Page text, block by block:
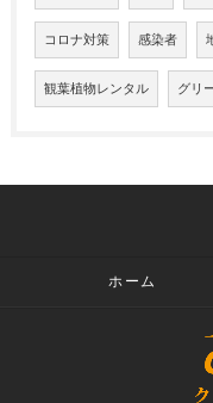
コロナ対策 感染者
観葉植物レンタル グリ
ホーム